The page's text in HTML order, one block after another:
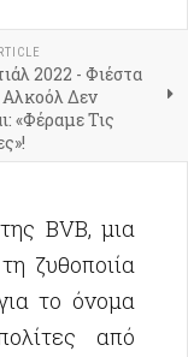
2022 - Φιέστα
Δεν
«Φέραμε Τις
BVB, μια
ζυθοποιία
το όνομα
από